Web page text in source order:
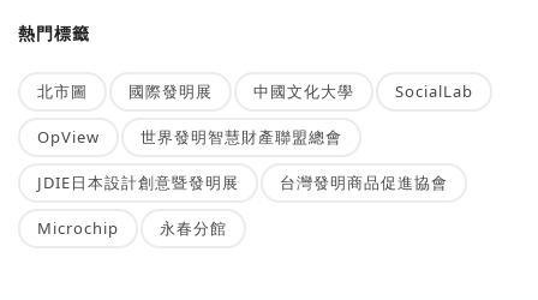
熱門標籤
北市圖 國際發明展 中國文化大學 SocialLab
OpView 世界發明智慧財產聯盟總會
JDIE日本設計創意暨發明展 台灣發明商品促進協會
Microchip 永春分館